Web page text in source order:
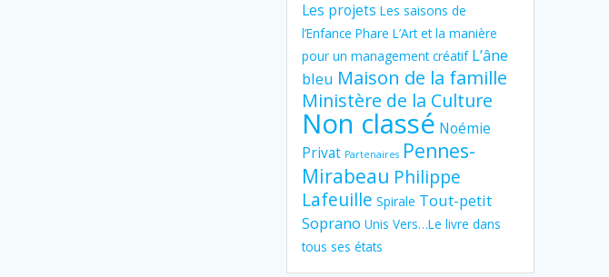
Les projets Les saisons de
l’Enfance Phare L’Art et la manière
pour un management créatif L’âne
bleu Maison de la famille
Ministère de la Culture
Non classé Noémie
Privat Partenaires Pennes-
Mirabeau Philippe
Lafeuille Spirale Tout-petit
Soprano Unis Vers…Le livre dans
tous ses états